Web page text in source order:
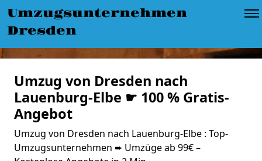
Umzugsunternehmen
Dresden
Umzug von Dresden nach
Lauenburg-Elbe ☛ 100 % Gratis-
Angebot
Umzug von Dresden nach Lauenburg-Elbe : Top-
Umzugsunternehmen ➨ Umzüge ab 99€ –